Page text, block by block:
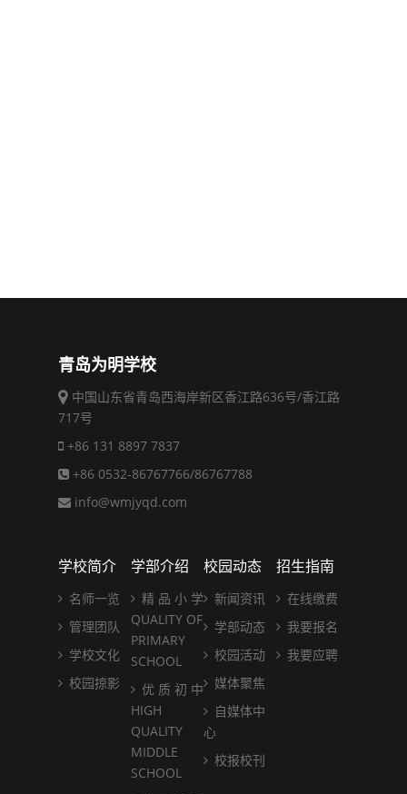
青岛为明学校
中国山东省青岛西海岸新区香江路636号/香江路
717号
+86 131 8897 7837
+86 0532-86767766/86767788
info@wmjyqd.com
学校简介
名师一览
管理团队
学校文化
校园掠影
学部介绍
精 品 小 学
QUALITY OF
PRIMARY
SCHOOL
优 质 初 中
HIGH
QUALITY
MIDDLE
SCHOOL
校园动态
新闻资讯
学部动态
校园活动
媒体聚焦
自媒体中
心
校报校刊
招生指南
在线缴费
我要报名
我要应聘